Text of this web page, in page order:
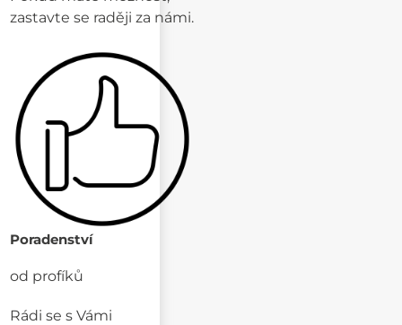
zastavte se raději za námi.
Poradenství
od profíků
Rádi se s Vámi